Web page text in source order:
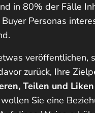
in 80% der Fälle
Personas
veröffentlichen,
zurück, Ihre
Teilen und
Sie eine